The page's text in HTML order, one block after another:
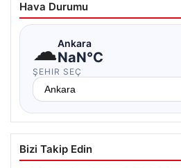
Hava Durumu
☁Ankara
NaN°C
ŞEHIR SEÇ
Bizi Takip Edin